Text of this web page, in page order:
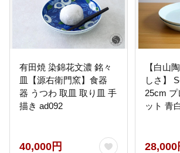
有田焼 染錦花文濃 銘々
皿【源右衛門窯】食器
器 うつわ 取皿 取り皿 手
描き ad092
40,000円
【白山
しさ】
25cm プ
ット 青
28,000